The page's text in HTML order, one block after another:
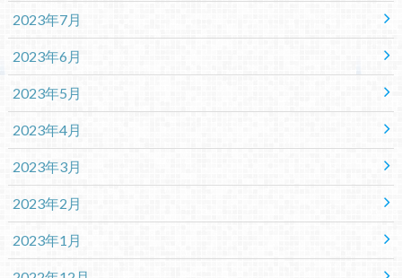
2023年7月
2023年6月
2023年5月
2023年4月
2023年3月
2023年2月
2023年1月